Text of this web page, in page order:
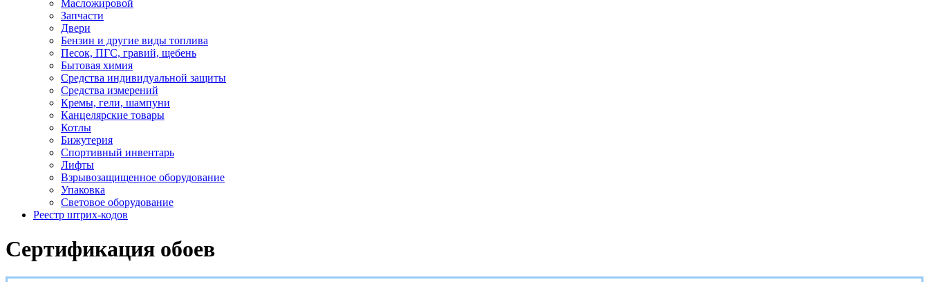
Масложировой
Запчасти
Двери
Бензин и другие виды топлива
Песок, ПГС, гравий, щебень
Бытовая химия
Средства индивидуальной защиты
Средства измерений
Кремы, гели, шампуни
Канцелярские товары
Котлы
Бижутерия
Спортивный инвентарь
Лифты
Взрывозащищенное оборудование
Упаковка
Световое оборудование
Реестр штрих-кодов
Сертификация обоев